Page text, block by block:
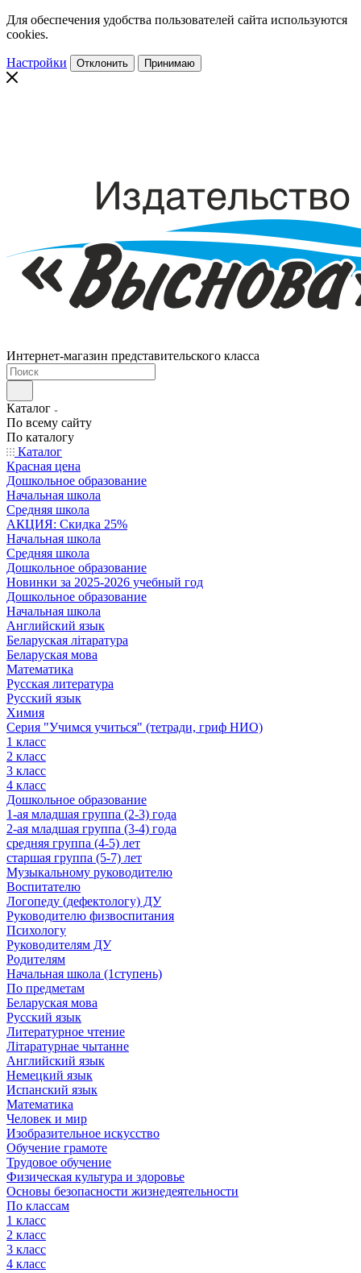
Для обеспечения удобства пользователей сайта используются
cookies.
Настройки Отклонить Принимаю
Интернет-магазин представительского класса
Каталог
По всему сайту
По каталогу
Каталог
Красная цена
Дошкольное образование
Начальная школа
Средняя школа
АКЦИЯ: Скидка 25%
Начальная школа
Средняя школа
Дошкольное образование
Новинки за 2025-2026 учебный год
Дошкольное образование
Начальная школа
Английский язык
Беларуская літаратура
Беларуская мова
Математика
Русская литература
Русский язык
Химия
Серия "Учимся учиться" (тетради, гриф НИО)
1 класс
2 класс
3 класс
4 класс
Дошкольное образование
1-ая младшая группа (2-3) года
2-ая младшая группа (3-4) года
средняя группа (4-5) лет
старшая группа (5-7) лет
Музыкальному руководителю
Воспитателю
Логопеду (дефектологу) ДУ
Руководителю физвоспитания
Психологу
Руководителям ДУ
Родителям
Начальная школа (1ступень)
По предметам
Беларуская мова
Русский язык
Литературное чтение
Літаратурнае чытанне
Английский язык
Немецкий язык
Испанский язык
Математика
Человек и мир
Изобразительное искусство
Обучение грамоте
Трудовое обучение
Физическая культура и здоровье
Основы безопасности жизнедеятельности
По классам
1 класс
2 класс
3 класс
4 класс